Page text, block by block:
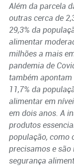
Além da parcela
outras cerca de
29,3% da
alimentar
milhões a mais
pandemia de
também apontam
11,7% da
alimentar em
em dois anos. A
produtos
população, como
precisamos e
segurança